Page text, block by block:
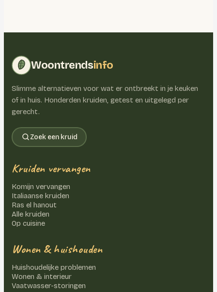
Woontrendsinfo
Slimme alternatieven voor wat er ontbreekt in je keuken
of in huis. Honderden kruiden, getest en uitgelegd per
gerecht.
Zoek een kruid
Kruiden vervangen
Komijn vervangen
Italiaanse kruiden
Ras el hanout
Alle kruiden
Op cuisine
Wonen & huishouden
Huishoudelijke problemen
Wonen & interieur
Vaatwasser-storingen